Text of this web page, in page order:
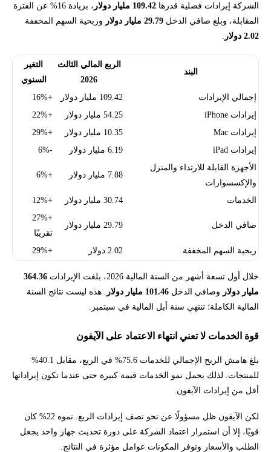
الشركة إيرادات فصلية قدرها 109.42 مليار دولار
، بزيادة 16% عن الفترة
المقابلة، وبلغ صافي الدخل 29.79 مليار دولار
وربحية السهم المخففة
2.02 دولار
البند
الربع المالي الثالث
2026
التغير
السنوي
إجمالي الإيرادات
109.42 مليار دولار
+16%
إيرادات iPhone
54.25 مليار دولار
+22%
إيرادات Mac
10.35 مليار دولار
+29%
إيرادات iPad
6.19 مليار دولار
-6%
الأجهزة القابلة للارتداء والمنزل
والإكسسوارات
7.88 مليار دولار +6%
الخدمات 30.74 مليار دولار +12%
صافي الدخل 29.79 مليار دولار
+27%
تقريبًا
ربحية السهم المخففة
2.02 دولار +29%
خلال أول تسعة أشهر من السنة المالية 2026، بلغت الإيرادات
364.36
مليار دولار وصافي الدخل 101.46 مليار دولار
. هذه ليست نتائج السنة
المالية الكاملة؛ تنتهي سنة أبل المالية في سبتمبر.
قوة الخدمات لا تعني انتهاء الاعتماد على الآيفون
بلغ هامش الربح الإجمالي للخدمات 75.6% في الربع، مقابل 40.1%
للمنتجات. لذلك يحمل نمو الخدمات قيمة كبيرة حتى عندما تكون إيراداتها
أقل من إيرادات الآيفون.
لكن الآيفون ظل مسؤولًا عن نحو نصف إيرادات الربع. نموه 22% كان
قويًا، إلا أن استمرار اعتماد الشركة على دورة تحديث جهاز واحد يجعل
الطلب والأسعار وتوفر المكونات عوامل مؤثرة في النتائج.